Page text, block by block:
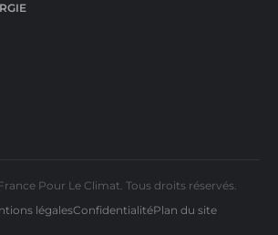
Pour Le Climat. Tous droits réservés.
légalesConfidentialitéPlan du site